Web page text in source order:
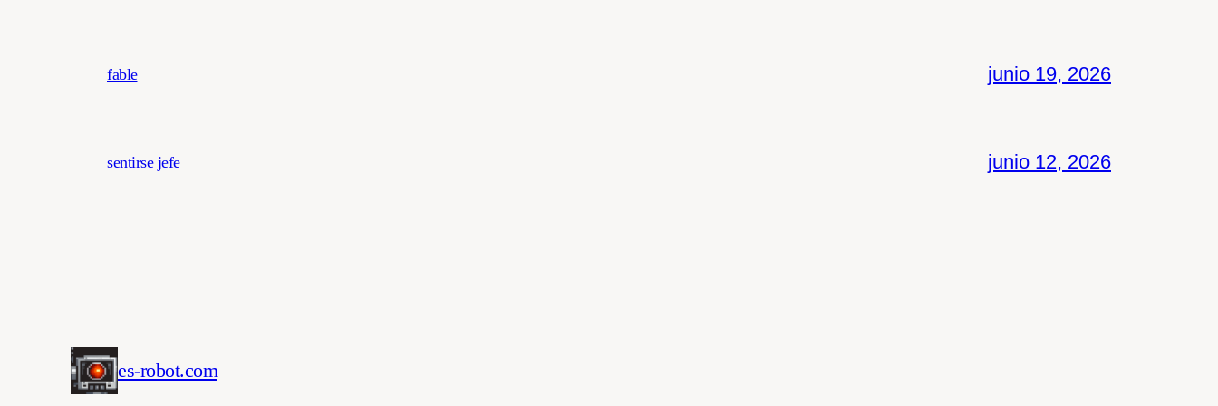
fable junio 19, 2026
sentirse jefe junio 12, 2026
es-robot.com